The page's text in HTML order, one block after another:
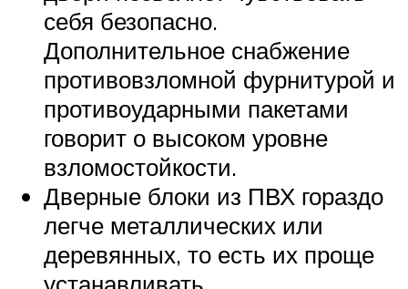
себя безопасно.
Дополнительное снабжение
противовзломной фурнитурой и
противоударными пакетами
говорит о высоком уровне
взломостойкости.
Дверные блоки из ПВХ гораздо
легче металлических или
деревянных, то есть их проще